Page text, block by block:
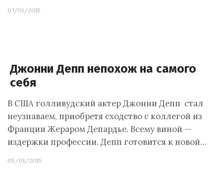
07/01/2015
Джонни Депп непохож на самого
себя
В США голливудский актер Джонни Депп стал
неузнаваем, приобретя сходство с коллегой из
Франции Жераром Депардье. Всему виной —
издержки профессии. Депп готовится к новой…
05/01/2015